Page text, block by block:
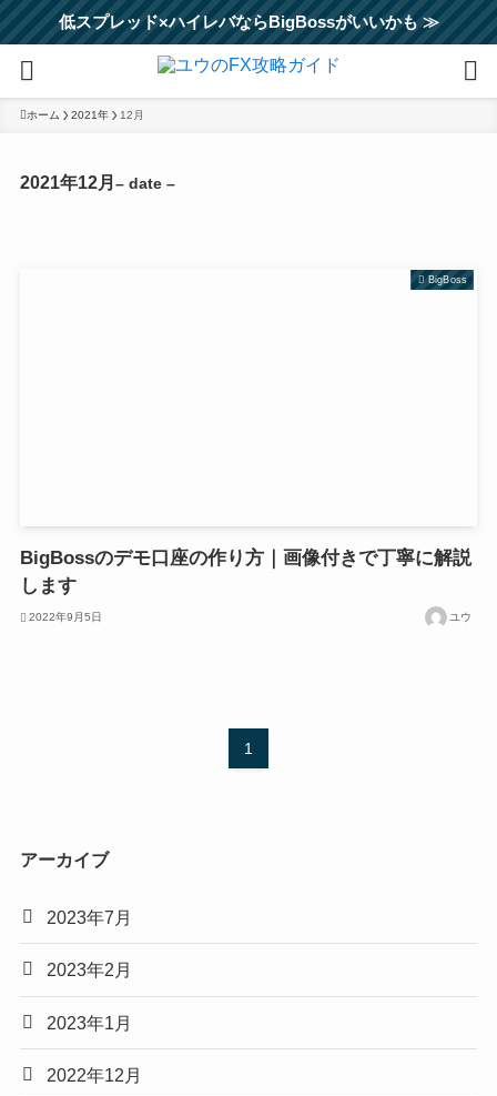
低スプレッド×ハイレバならBigBossがいいかも ≫
ホーム 2021年 12月
2021年12月 – date –
BigBoss
BigBossのデモ口座の作り方｜画像付きで丁寧に解説
します
2022年9月5日 ユウ
1
アーカイブ
2023年7月
2023年2月
2023年1月
2022年12月